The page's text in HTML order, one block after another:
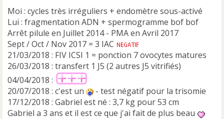
Moi : cycles très irréguliers + endomètre sous-activé
Lui : fragmentation ADN + spermogramme bof bof
Arrêt pilule en Juillet 2014 - PMA en Avril 2017
Sept / Oct / Nov 2017 = 3 IAC
21/03/2018 : FIV ICSI 1 = ponction 7 ovocytes matures
26/03/2018 : transfert 1 J5 (2 autres J5 vitrifiés)
04/04/2018 :
20/07/2018 : c'est un
- test négatif pour la trisomie
17/12/2018 : Gabriel est né : 3,7 kg pour 53 cm
Gabriel a 3 ans et il est ce que j'ai fait de plus beau